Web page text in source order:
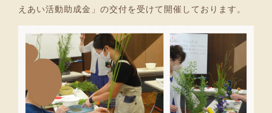
えあい活動助成金」の交付を受けて開催しております。